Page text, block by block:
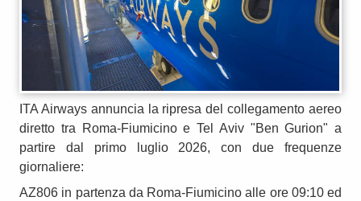
ITA Airways annuncia la ripresa del collegamento aereo
diretto tra Roma-Fiumicino e Tel Aviv "Ben Gurion" a
partire dal primo luglio 2026, con due frequenze
giornaliere:
AZ806 in partenza da Roma-Fiumicino alle ore 09:10 ed